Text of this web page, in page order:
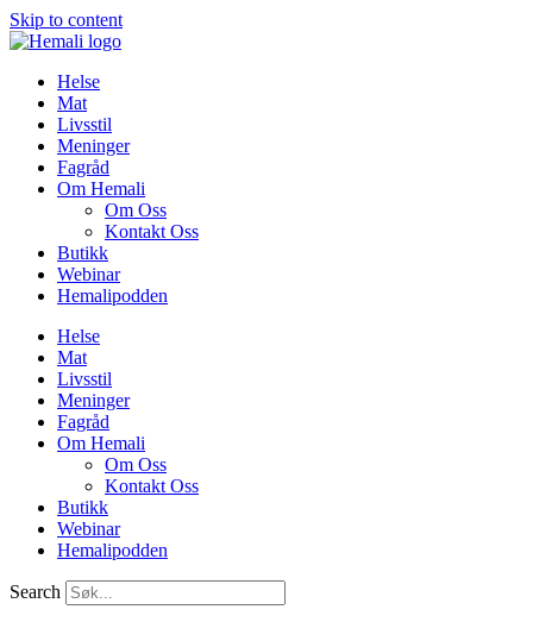
Skip to content
Helse
Mat
Livsstil
Meninger
Fagråd
Om Hemali
Om Oss
Kontakt Oss
Butikk
Webinar
Hemalipodden
Helse
Mat
Livsstil
Meninger
Fagråd
Om Hemali
Om Oss
Kontakt Oss
Butikk
Webinar
Hemalipodden
Search